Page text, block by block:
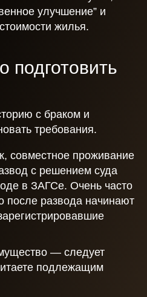
улучшение” и
жилья.
подготовить
с браком и
требования.
совместное проживание
с решением суда
в ЗАГСе. Очень часто
после развода начинают
— следует
подлежащим
и в ближайшее время